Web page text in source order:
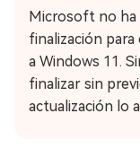
Microsoft no ha
finalización
a Windows 11.
finalizar sin
actualización lo